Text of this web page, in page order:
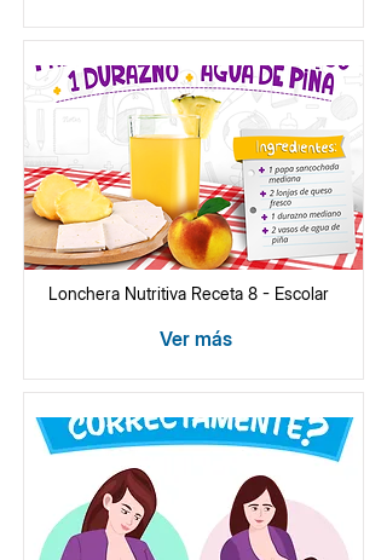
Lonchera Nutritiva Receta 8 - Escolar
Ver más